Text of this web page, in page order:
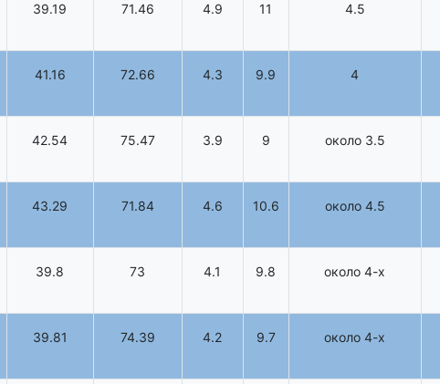
39.19 71.46 4.9 11 4.5
41.16 72.66 4.3 9.9 4
42.54 75.47 3.9 9 около 3.5
43.29 71.84 4.6 10.6 около 4.5
39.8 73 4.1 9.8 около 4-х
39.81 74.39 4.2 9.7 около 4-х